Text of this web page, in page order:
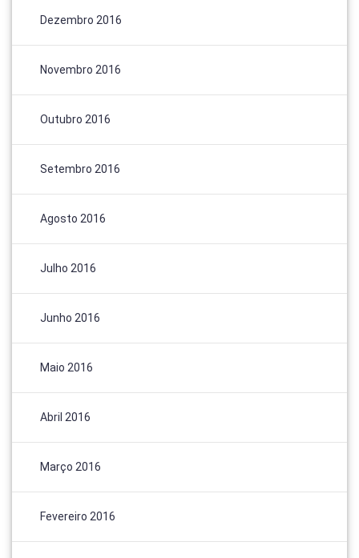
Dezembro 2016
Novembro 2016
Outubro 2016
Setembro 2016
Agosto 2016
Julho 2016
Junho 2016
Maio 2016
Abril 2016
Março 2016
Fevereiro 2016